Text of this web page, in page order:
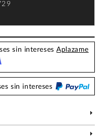
sin interesesAplazame
sin intereses